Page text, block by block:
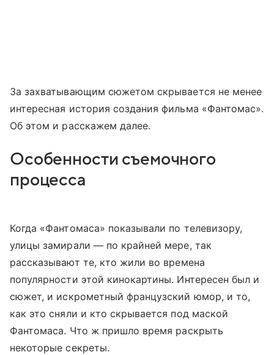
За захватывающим сюжетом скрывается не менее
интересная история создания фильма «Фантомас».
Об этом и расскажем далее.
Особенности съемочного
процесса
Когда «Фантомаса» показывали по телевизору,
улицы замирали — по крайней мере, так
рассказывают те, кто жили во времена
популярности этой кинокартины. Интересен был и
сюжет, и искрометный французский юмор, и то,
как это сняли и кто скрывается под маской
Фантомаса. Что ж пришло время раскрыть
некоторые секреты.